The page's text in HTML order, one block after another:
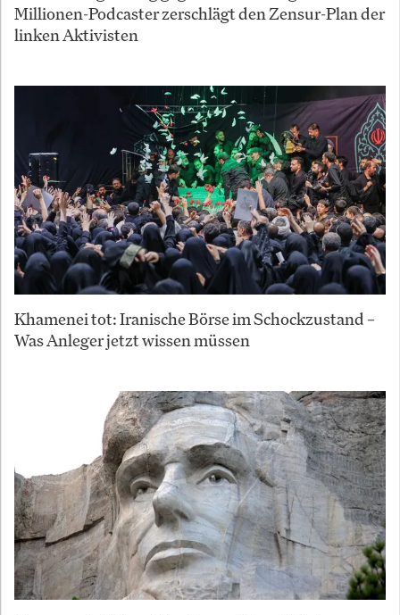
Millionen-Podcaster zerschlägt den Zensur-Plan der
linken Aktivisten
Khamenei tot: Iranische Börse im Schockzustand –
Was Anleger jetzt wissen müssen